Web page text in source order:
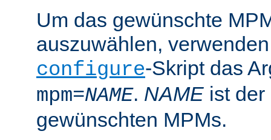
Um das gewünschte
auszuwählen,
configure-Skript das
mpm=NAME. NAME ist
gewünschten MPMs.